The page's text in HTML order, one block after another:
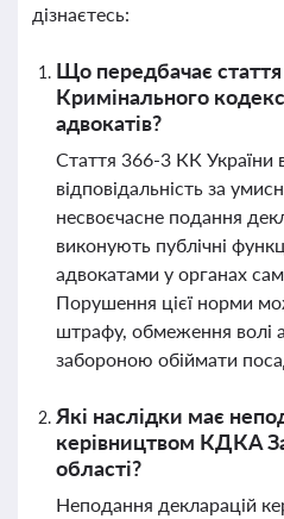
дізнаєтесь:
Що передбачає
Кримінального
адвокатів?
Стаття 366-3 КК України
відповідальність за
несвоєчасне подання
виконують публічні
адвокатами у органах
Порушення цієї норми
штрафу, обмеження волі
забороною обіймати
Які наслідки має
керівництвом КДКА
області?
Неподання декларацій